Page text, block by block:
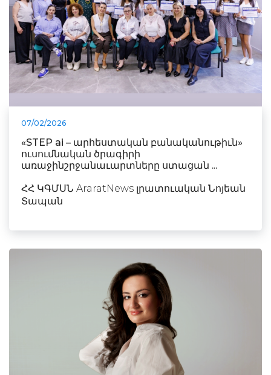
07/02/2026
«STEP ai – արհեստական բանականութիւն»
ուսումնական ծրագիրի
առաջինշրջանաւարտները ստացան ...
ՀՀ ԿԳՄՍՆ AraratNews լրատուական Նոյեան
Տապան